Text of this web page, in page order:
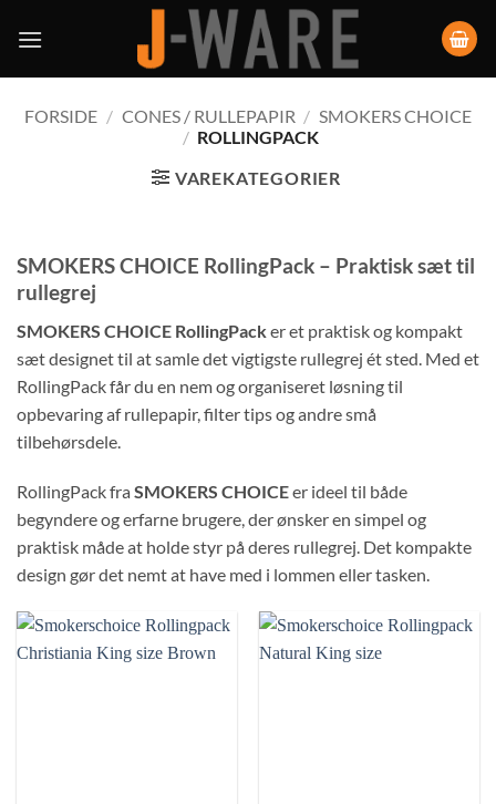
FORSIDE / CONES / RULLEPAPIR / SMOKERS CHOICE
/ ROLLINGPACK
VAREKATEGORIER
SMOKERS CHOICE RollingPack – Praktisk sæt til
rullegrej
SMOKERS CHOICE RollingPacker et praktisk og kompakt
sæt designet til at samle det vigtigste rullegrej ét sted. Med et
RollingPack får du en nem og organiseret løsning til
opbevaring af rullepapir, filter tips og andre små
tilbehørsdele.
RollingPack fra SMOKERS CHOICEer ideel til både
begyndere og erfarne brugere, der ønsker en simpel og
praktisk måde at holde styr på deres rullegrej. Det kompakte
design gør det nemt at have med i lommen eller tasken.